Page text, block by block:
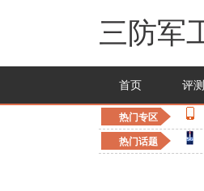
三防军
首页 评测
热门专区
热门话题